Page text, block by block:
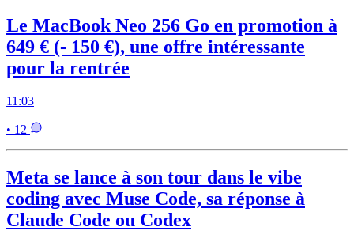
Le MacBook Neo 256 Go en promotion à
649 € (- 150 €), une offre intéressante
pour la rentrée
11:03
• 12
Meta se lance à son tour dans le vibe
coding avec Muse Code, sa réponse à
Claude Code ou Codex